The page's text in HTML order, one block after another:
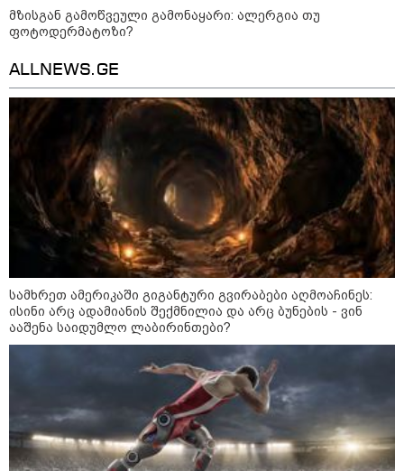
დღის ზოგადი
ასტროლოგიური
მზისგან გამოწვეული გამონაყარი: ალერგია თუ
ფოტოდერმატოზი?
ALLNEWS.GE
სამხრეთ ამერიკაში გიგანტური გვირაბები აღმოაჩინეს:
ისინი არც ადამიანის შექმნილია და არც ბუნების - ვინ
ააშენა საიდუმლო ლაბირინთები?